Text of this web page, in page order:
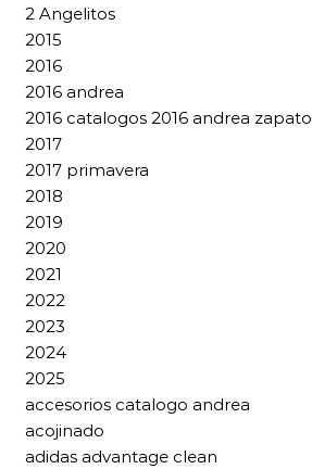
2 Angelitos
2015
2016
2016 andrea
2016 catalogos 2016 andrea
2017
2017 primavera
2018
2019
2020
2021
2022
2023
2024
2025
accesorios catalogo andrea
acojinado
adidas advantage clean